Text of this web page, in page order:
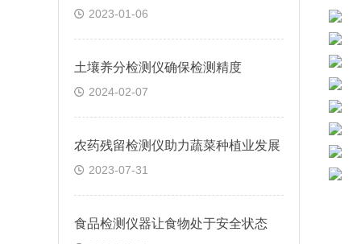
2023-01-06
土壤养分检测仪确保检测精度
2024-02-07
农药残留检测仪助力蔬菜种植业发展
2023-07-31
食品检测仪器让食物处于安全状态